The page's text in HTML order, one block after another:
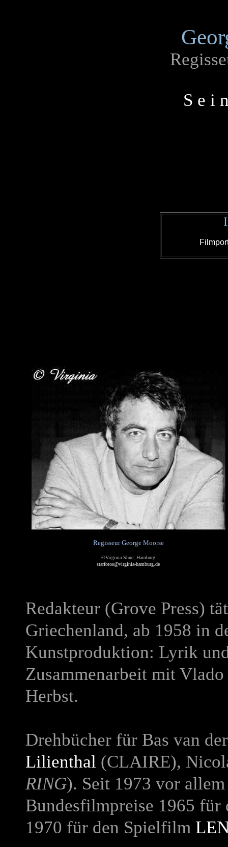
S e i
Regisseur George Moorse
©Virginia Shue, Hamburg
starfotos@virginia-hamburg.de
Redakteur (Grove Press)
Griechenland, ab 1958 in
Kunstproduktion: Lyrik
Zusammenarbeit mit
Herbst.
Drehbücher für Bas van
Lilienthal (CLAIRE),
RING). Seit 1973 vor
Bundesfilmpreise 1965
1970 für den Spielfilm